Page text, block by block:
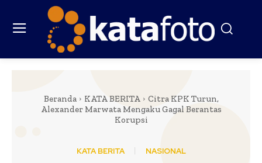
Beranda KATA BERITA
Citra KPK Turun,
Alexander Marwata Mengaku Gagal Berantas
Korupsi
KATA BERITA NASIONAL